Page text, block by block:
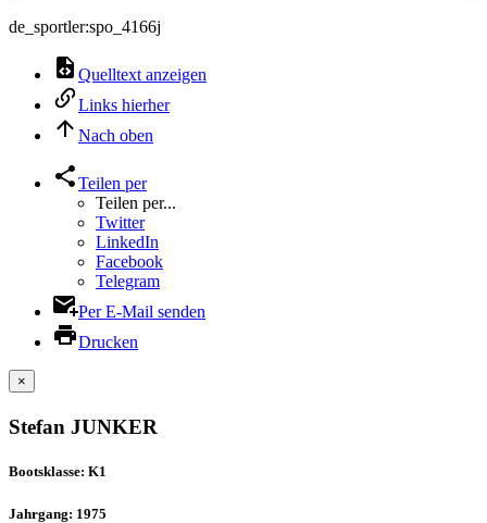
de_sportler:spo_4166j
Quelltext anzeigen
Links hierher
Nach oben
Teilen per
Teilen per...
Twitter
LinkedIn
Facebook
Telegram
Per E-Mail senden
Drucken
×
Stefan JUNKER
Bootsklasse: K1
Jahrgang: 1975